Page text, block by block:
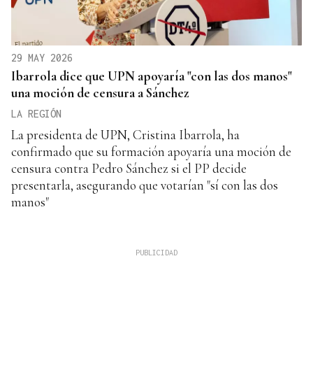
29 MAY 2026
Ibarrola dice que UPN apoyaría "con las dos manos"
una moción de censura a Sánchez
LA REGIÓN
La presidenta de UPN, Cristina Ibarrola, ha
confirmado que su formación apoyaría una moción de
censura contra Pedro Sánchez si el PP decide
presentarla, asegurando que votarían "sí con las dos
manos"